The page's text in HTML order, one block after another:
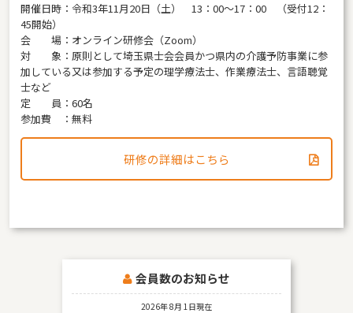
開催日時：令和3年11月20日（土） 13：00～17：00 （受付12：
45開始）
会 場：オンライン研修会（Zoom）
対 象：原則として埼玉県士会会員かつ県内の介護予防事業に参
加している又は参加する予定の理学療法士、作業療法士、言語聴覚
士など
定 員：60名
参加費 ：無料
研修の詳細はこちら
会員数のお知らせ
2026年 8月 1日現在